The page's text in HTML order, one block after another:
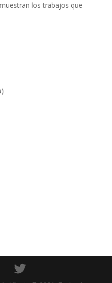
los trabajos que